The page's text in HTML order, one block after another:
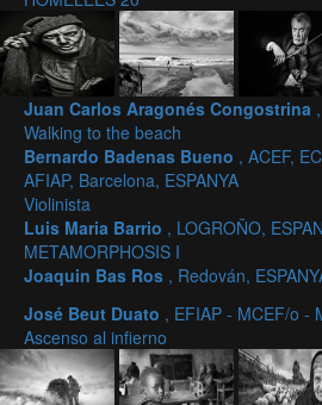
Juan Carlos Aragonés Congostrina
Walking to the beach
Bernardo Badenas Bueno , ACEF,
AFIAP, Barcelona, ESPANYA
Violinista
Luis Maria Barrio , LOGROÑO,
METAMORPHOSIS I
Joaquin Bas Ros , Redován,
José Beut Duato , EFIAP - MCEF/o -
Ascenso al infierno